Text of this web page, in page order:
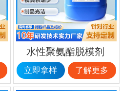
水性聚氨酯脱模剂
立即拿样 了解更多